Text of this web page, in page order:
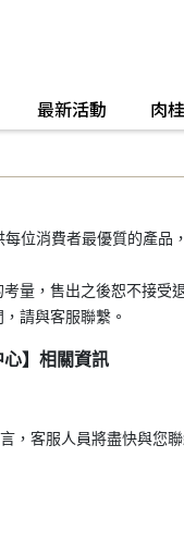
最新活動 肉
每位消費者最優質的產品
量，售出之後恕不接受
請與客服聯繫。
心】相關資訊
，客服人員將盡快與您聯